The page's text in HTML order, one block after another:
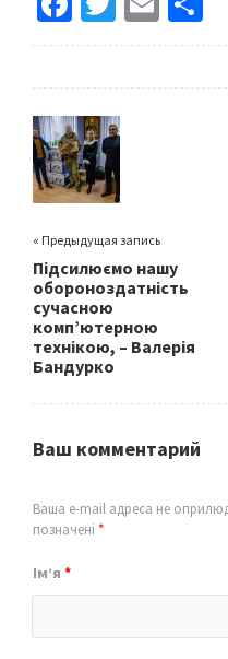
ce
o
o
k
wi
er
m h
« Предыдущая запись
Підсилюємо нашу
обороноздатність
сучасною
комп’ютерною
технікою, – Валерія
Бандурко
Ваш комментарий
Ваша e-mail адреса не
позначені *
Ім’я *